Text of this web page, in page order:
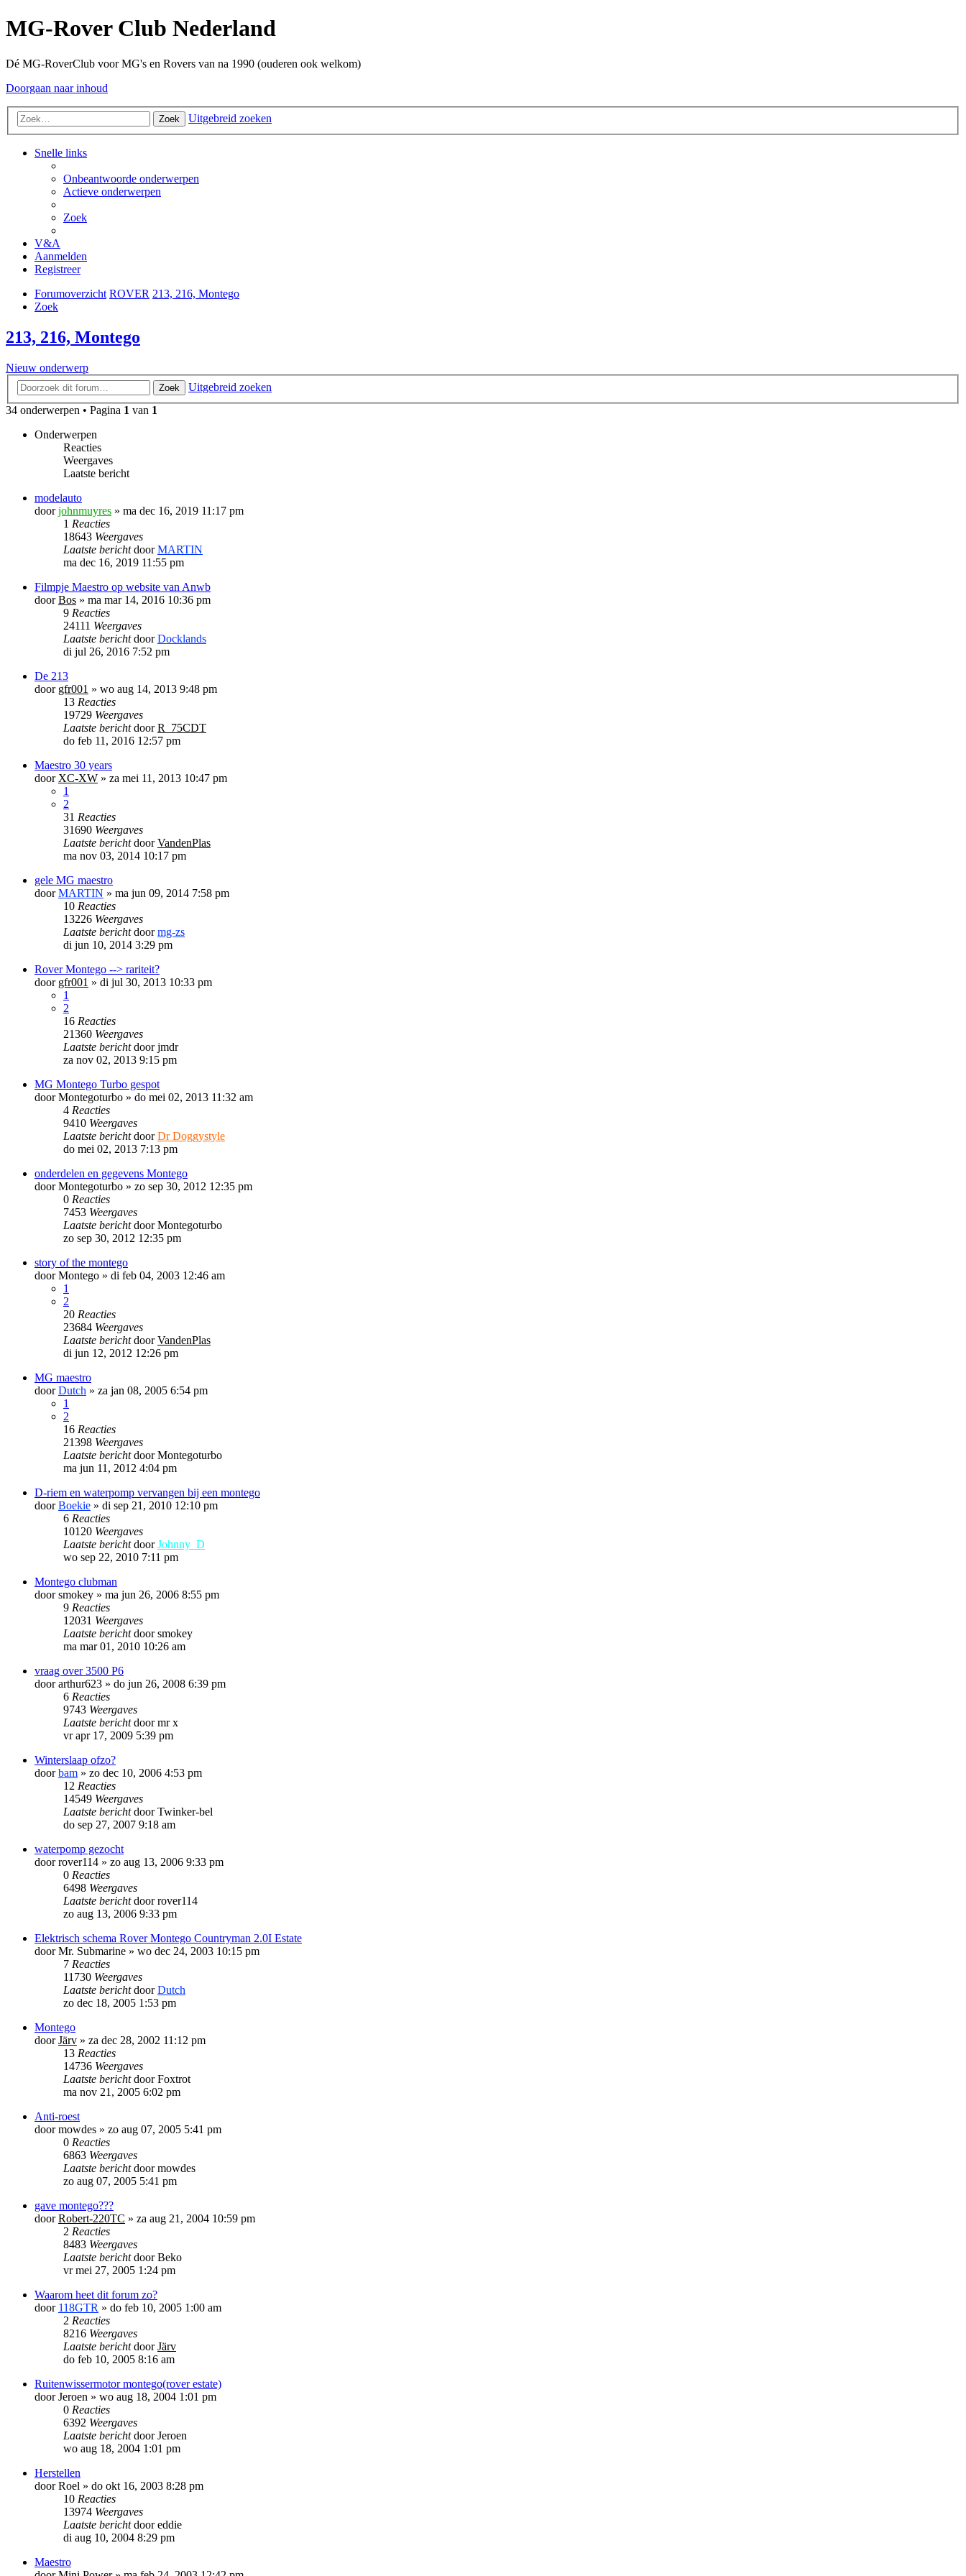
MG-Rover Club Nederland
Dé MG-RoverClub voor MG's en Rovers van na 1990 (ouderen ook welkom)
Doorgaan naar inhoud
Zoek Uitgebreid zoeken
Snelle links
Onbeantwoorde onderwerpen
Actieve onderwerpen
Zoek
V&A
Aanmelden
Registreer
Forumoverzicht ROVER 213, 216, Montego
Zoek
213, 216, Montego
Nieuw onderwerp
Zoek
Uitgebreid zoeken
34 onderwerpen • Pagina 1 van 1
Onderwerpen
Reacties
Weergaves
Laatste bericht
modelauto
doorjohnmuyres » ma dec 16, 2019 11:17 pm
1 Reacties
18643 Weergaves
Laatste berichtdoorMARTIN
ma dec 16, 2019 11:55 pm
Filmpje Maestro op website van Anwb
doorBos » ma mar 14, 2016 10:36 pm
9 Reacties
24111 Weergaves
Laatste berichtdoorDocklands
di jul 26, 2016 7:52 pm
De 213
door gfr001 » wo aug 14, 2013 9:48 pm
13 Reacties
19729 Weergaves
Laatste berichtdoorR_75CDT
do feb 11, 2016 12:57 pm
Maestro 30 years
door XC-XW » za mei 11, 2013 10:47 pm
1
2
31 Reacties
31690 Weergaves
Laatste berichtdoorVandenPlas
ma nov 03, 2014 10:17 pm
gele MG maestro
doorMARTIN » ma jun 09, 2014 7:58 pm
10 Reacties
13226 Weergaves
Laatste berichtdoormg-zs
di jun 10, 2014 3:29 pm
Rover Montego --> rariteit?
door gfr001 » di jul 30, 2013 10:33 pm
1
2
16 Reacties
21360 Weergaves
Laatste berichtdoorjmdr
za nov 02, 2013 9:15 pm
MG Montego Turbo gespot
doorMontegoturbo » do mei 02, 2013 11:32 am
4 Reacties
9410 Weergaves
Laatste berichtdoorDr Doggystyle
do mei 02, 2013 7:13 pm
onderdelen en gegevens Montego
doorMontegoturbo » zo sep 30, 2012 12:35 pm
0 Reacties
7453 Weergaves
Laatste berichtdoorMontegoturbo
zo sep 30, 2012 12:35 pm
story of the montego
doorMontego » di feb 04, 2003 12:46 am
1
2
20 Reacties
23684 Weergaves
Laatste berichtdoorVandenPlas
di jun 12, 2012 12:26 pm
MG maestro
doorDutch » za jan 08, 2005 6:54 pm
1
2
16 Reacties
21398 Weergaves
Laatste berichtdoorMontegoturbo
ma jun 11, 2012 4:04 pm
D-riem en waterpomp vervangen bij een montego
doorBoekie » di sep 21, 2010 12:10 pm
6 Reacties
10120 Weergaves
Laatste berichtdoorJohnny_D
wo sep 22, 2010 7:11 pm
Montego clubman
doorsmokey » ma jun 26, 2006 8:55 pm
9 Reacties
12031 Weergaves
Laatste berichtdoorsmokey
ma mar 01, 2010 10:26 am
vraag over 3500 P6
doorarthur623 » do jun 26, 2008 6:39 pm
6 Reacties
9743 Weergaves
Laatste berichtdoormr x
vr apr 17, 2009 5:39 pm
Winterslaap ofzo?
doorbam » zo dec 10, 2006 4:53 pm
12 Reacties
14549 Weergaves
Laatste berichtdoorTwinker-bel
do sep 27, 2007 9:18 am
waterpomp gezocht
doorrover114 » zo aug 13, 2006 9:33 pm
0 Reacties
6498 Weergaves
Laatste berichtdoorrover114
zo aug 13, 2006 9:33 pm
Elektrisch schema Rover Montego Countryman 2.0I Estate
doorMr. Submarine » wo dec 24, 2003 10:15 pm
7 Reacties
11730 Weergaves
Laatste berichtdoorDutch
zo dec 18, 2005 1:53 pm
Montego
doorJärv » za dec 28, 2002 11:12 pm
13 Reacties
14736 Weergaves
Laatste berichtdoorFoxtrot
ma nov 21, 2005 6:02 pm
Anti-roest
doormowdes » zo aug 07, 2005 5:41 pm
0 Reacties
6863 Weergaves
Laatste berichtdoormowdes
zo aug 07, 2005 5:41 pm
gave montego???
doorRobert-220TC » za aug 21, 2004 10:59 pm
2 Reacties
8483 Weergaves
Laatste berichtdoorBeko
vr mei 27, 2005 1:24 pm
Waarom heet dit forum zo?
door 118GTR » do feb 10, 2005 1:00 am
2 Reacties
8216 Weergaves
Laatste berichtdoorJärv
do feb 10, 2005 8:16 am
Ruitenwissermotor montego(rover estate)
doorJeroen » wo aug 18, 2004 1:01 pm
0 Reacties
6392 Weergaves
Laatste berichtdoorJeroen
wo aug 18, 2004 1:01 pm
Herstellen
doorRoel » do okt 16, 2003 8:28 pm
10 Reacties
13974 Weergaves
Laatste berichtdooreddie
di aug 10, 2004 8:29 pm
Maestro